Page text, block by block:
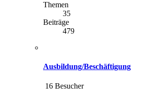
Themen
35
Beiträge
479
Ausbildung/Beschäftigung
16 Besucher